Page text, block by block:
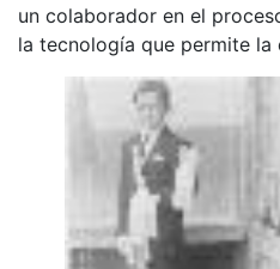
un colaborador en el
la tecnología que permite la